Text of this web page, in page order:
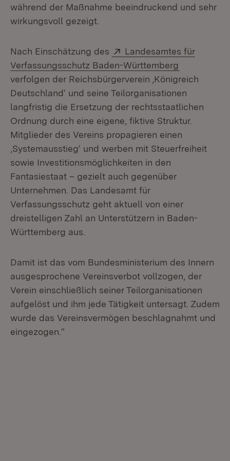
während der Maßnahme beeindruckend und sehr
wirkungsvoll gezeigt.
Nach Einschätzung des Extern:
Landesamtes für
Verfassungsschutz Baden-Württemberg
verfolgen der Reichsbürgerverein ‚Königreich
Deutschland‘ und seine Teilorganisationen
langfristig die Ersetzung der rechtsstaatlichen
Ordnung durch eine eigene, fiktive Struktur.
Mitglieder des Vereins propagieren einen
‚Systemausstieg‘ und werben mit Steuerfreiheit
sowie Investitionsmöglichkeiten in den
Fantasiestaat – gezielt auch gegenüber
Unternehmen. Das Landesamt für
Verfassungsschutz geht aktuell von einer
dreistelligen Zahl an Unterstützern in Baden-
Württemberg aus.
Damit ist das vom Bundesministerium des Innern
ausgesprochene Vereinsverbot vollzogen, der
Verein einschließlich seiner Teilorganisationen
aufgelöst und ihm jede Tätigkeit untersagt. Zudem
wurde das Vereinsvermögen beschlagnahmt und
eingezogen.“